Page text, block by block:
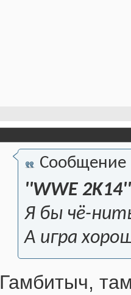
Сообщение
''WWE 2K14''
Я бы чё-
А игра
Гамбитыч,